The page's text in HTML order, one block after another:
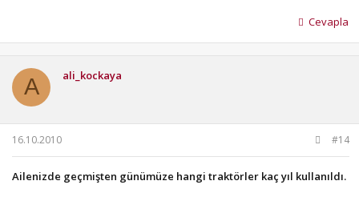
Cevapla
A ali_kockaya
16.10.2010 #14
Ailenizde geçmişten günümüze hangi traktörler kaç yıl kullanıldı.